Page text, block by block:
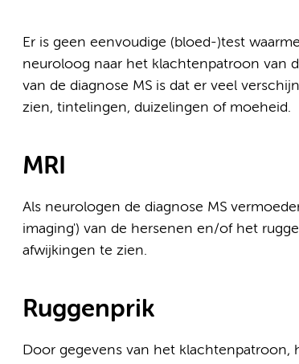
Er is geen eenvoudige (bloed-)test
neuroloog naar het klachtenpatroon van
van de diagnose MS is dat er veel
zien, tintelingen, duizelingen of moeheid.
MRI
Als neurologen de diagnose MS
imaging') van de hersenen en/of het
afwijkingen te zien.
Ruggenprik
Door gegevens van het